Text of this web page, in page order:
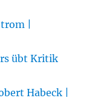
|
übt Kritik
Habeck |